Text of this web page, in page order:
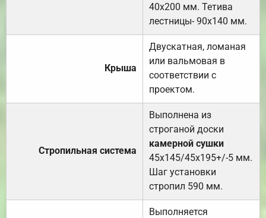
40х200 мм. Тетива
лестницы- 90х140 мм.
Крыша
Двускатная, ломаная
или вальмовая в
соответствии с
проектом.
Стропильная система
Выполнена из
строганой доски
камерной сушки
45х145/45х195+/-5 мм.
Шаг установки
стропил 590 мм.
Выполняется